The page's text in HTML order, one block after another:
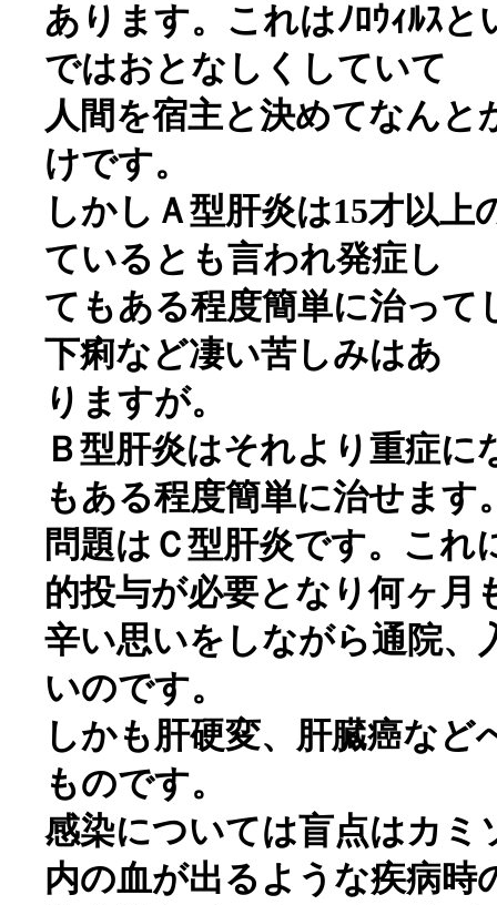
あります。これはﾉﾛｳｨﾙｽ
ではおとなしくしていて
人間を宿主と決めてなん
けです。
しかしＡ型肝炎は15才以
ているとも言われ発症し
てもある程度簡単に治っ
下痢など凄い苦しみはあ
りますが。
Ｂ型肝炎はそれより重症
もある程度簡単に治せます
問題はＣ型肝炎です。これ
的投与が必要となり何ヶ月
辛い思いをしながら通院、
いのです。
しかも肝硬変、肝臓癌な
ものです。
感染については盲点はカミ
内の血が出るような疾病時